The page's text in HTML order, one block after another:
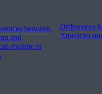
Differences
American